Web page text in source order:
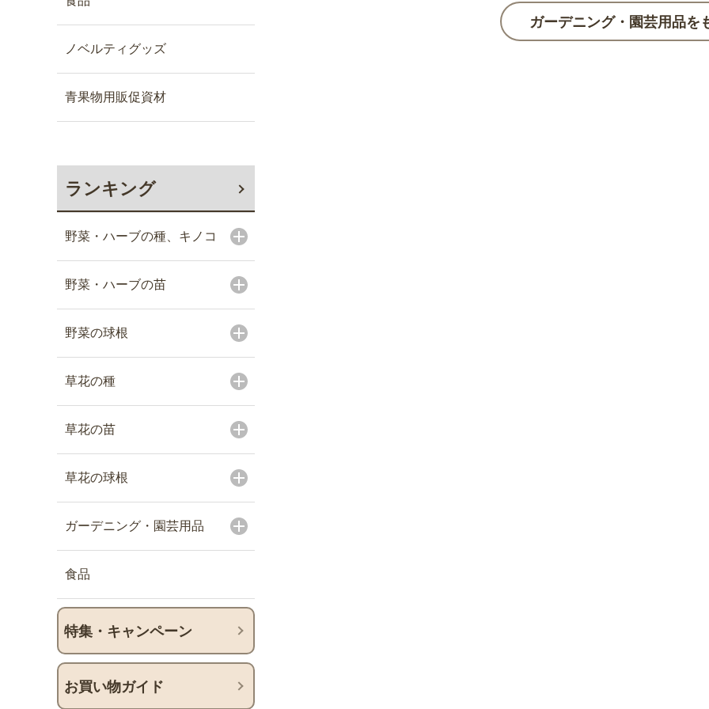
ノベルティグッズ
青果物用販促資材
ランキング
野菜・ハーブの種、キノコ
野菜・ハーブの苗
野菜の球根
草花の種
草花の苗
草花の球根
ガーデニング・園芸用品
食品
特集・キャンペーン
お買い物ガイド
ガーデニング・園芸用品を